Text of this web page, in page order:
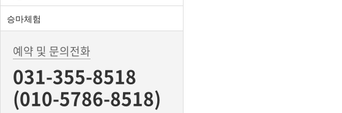
승마체험
예약 및 문의전화
031-355-8518
(010-5786-8518)